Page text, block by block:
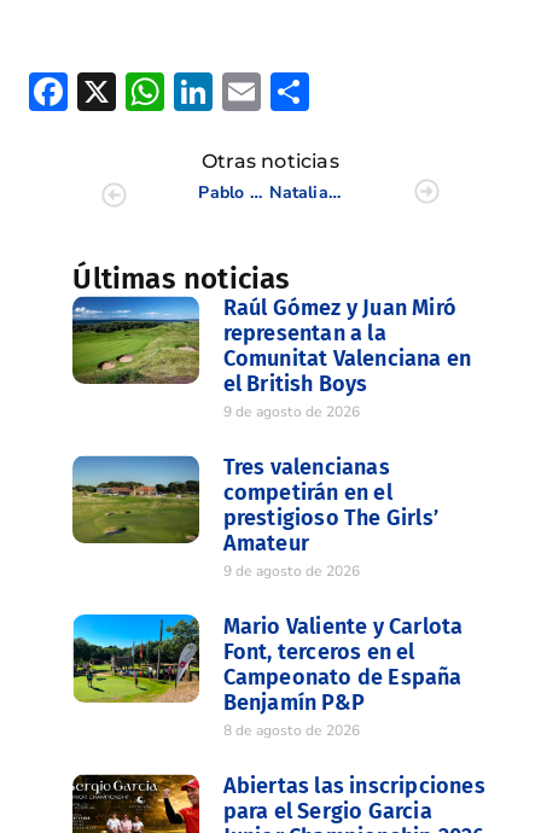
Facebook
X WhatsApp
LinkedIn
Email
Otras noticias
Pablo Tejada y Manuel Quixal revalidan título en el Campeonato Dobles de P&P de la CV
Natalia Escuriola acaricia la victoria en el Campeonato de España de Profesionales Femenino
Últimas noticias
Raúl Gómez y Juan Miró
representan a la
Comunitat Valenciana en
el British Boys
9 de agosto de 2026
Tres valencianas
competirán en el
prestigioso The Girls’
Amateur
9 de agosto de 2026
Mario Valiente y Carlota
Font, terceros en el
Campeonato de España
Benjamín P&P
8 de agosto de 2026
Abiertas las inscripciones
para el Sergio Garcia